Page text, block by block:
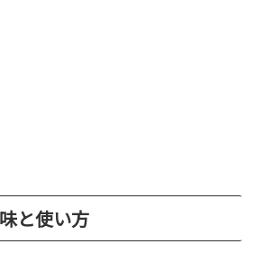
と使い方